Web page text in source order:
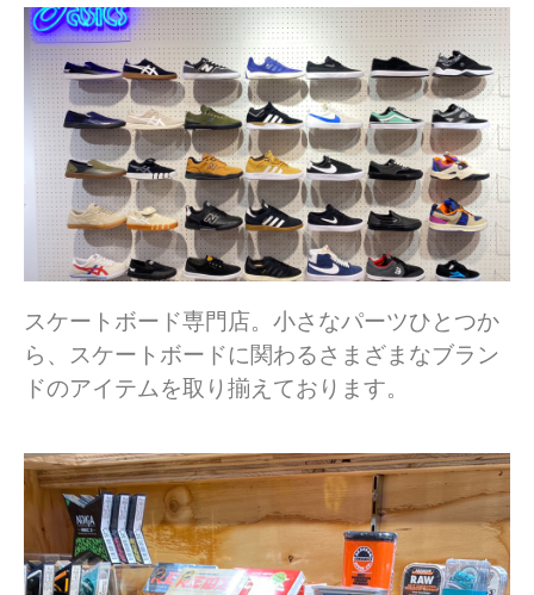
スケートボード専門店。小さなパーツひとつか
ら、スケートボードに関わるさまざまなブラン
ドのアイテムを取り揃えております。